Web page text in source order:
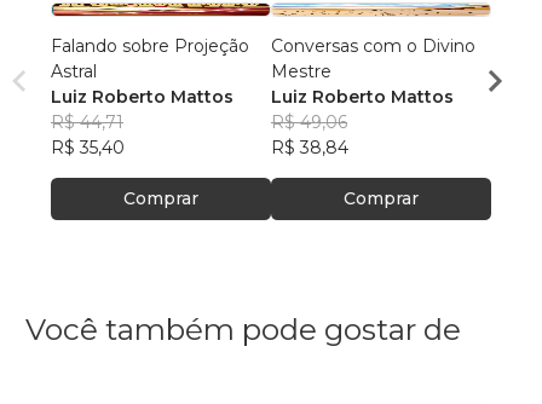
Falando sobre Projeção
Astral
Luiz Roberto Mattos
R$ 44,71
R$ 35,40
Comprar
Conversas com o Divino
Mestre
Luiz Roberto Mattos
R$ 49,06
R$ 38,84
Comprar
Luiz
R$
Você também pode gostar de